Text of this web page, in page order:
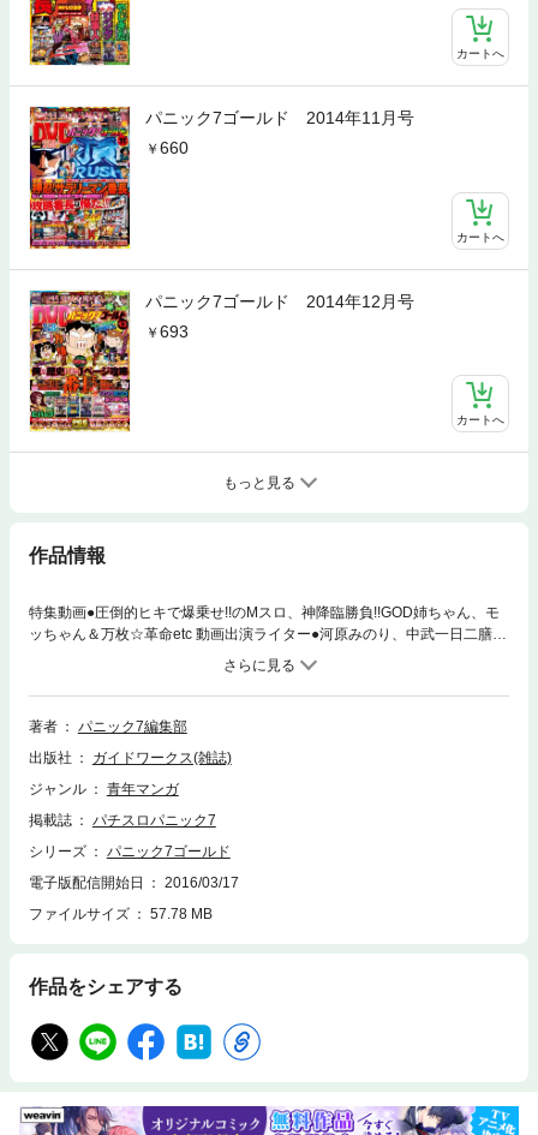
カートへ
パニック7ゴールド 2014年11月号
660
カートへ
パニック7ゴールド 2014年12月号
693
カートへ
もっと見る
作品情報
特集動画●圧倒的ヒキで爆乗せ!!のMスロ、神降臨勝負!!GOD姉ちゃん、モ
ッちゃん＆万枚☆革命etc 動画出演ライター●河原みのり、中武一日二膳、
サワ・ミオリ、まりも、矢部あきの、グラサン師匠、矢部あや、サマンサ
三吉、政重ゆうき、MMレボリューション 攻略機種●パチスロ 偽物語、マ
ジカルハロウィン5、キングパルサー 〜DOT PULSAR〜、AT・ART攻略
大作戦、Aタイプ攻略大作戦 漫画●アドリブ店長R、ちょびにメロメロ、万
Dは電子版には付属していません。DVD動画はWEB上でご覧いただけま
す。
著者
パニック7編集部
出版社
ガイドワークス(雑誌)
ジャンル
青年マンガ
掲載誌
パチスロパニック7
シリーズ
パニック7ゴールド
電子版配信開始日
2016/03/17
ファイルサイズ
57.78 MB
作品をシェアする